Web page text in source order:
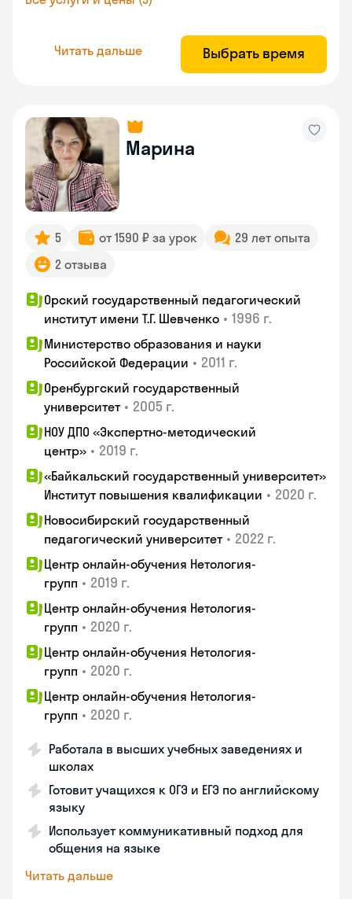
Читать дальше Выбрать время
Марина
5 от 1590 ₽ за урок
29 лет опыта
2 отзыва
Орский государственный педагогический
институт имени Т.Г. Шевченко • 1996 г.
Министерство образования и науки
Российской Федерации • 2011 г.
Оренбургский государственный
университет • 2005 г.
НОУ ДПО «Экспертно-методический
центр» • 2019 г.
«Байкальский государственный университет»
Институт повышения квалификации • 2020 г.
Новосибирский государственный
педагогический университет • 2022 г.
Центр онлайн-обучения Нетология-
групп • 2019 г.
Центр онлайн-обучения Нетология-
групп • 2020 г.
Центр онлайн-обучения Нетология-
групп • 2020 г.
Центр онлайн-обучения Нетология-
групп • 2020 г.
Работала в высших учебных заведениях и
школах
Готовит учащихся к ОГЭ и ЕГЭ по английскому
языку
Использует коммуникативный подход для
общения на языке
Читать дальше